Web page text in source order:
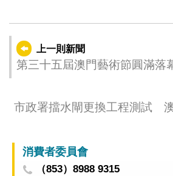
上一則新聞
第三十五屆澳門藝術節圓滿落
市政署擋水閘更換工程測試
消費者委員會
（853）8988 9315